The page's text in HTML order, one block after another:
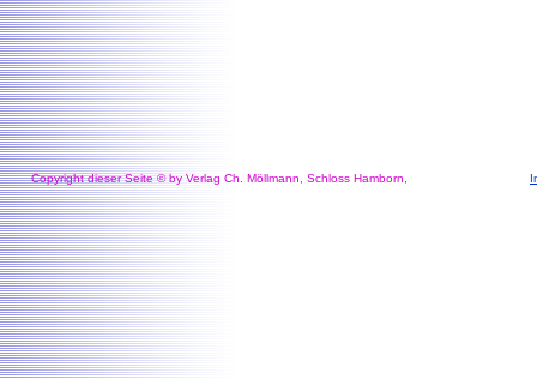
Copyright dieser Seite © by Verlag Ch. Möllmann, Schloss Hamborn,